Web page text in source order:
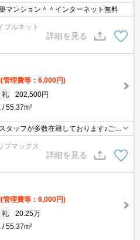
マンション＾＾インターネット無料
ルネット
詳細を見る
(管理費等：6,000円)
礼
202,500円
55.37m²
ッフが多数在籍しております♪ご要
ださい！初期費用クレジット支払可
ン契約等弊社に一度も来店せずとも
に掲載されている物件も全てご紹介
件は全て申し付けください★
ブマックス
詳細を見る
(管理費等：6,000円)
礼
20.25万
55.37m²